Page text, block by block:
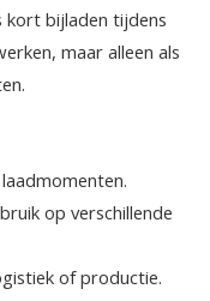
kort bijladen tijdens
maar alleen als
op verschillende
of productie.